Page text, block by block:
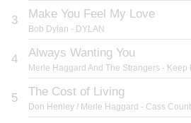
3 Make You Feel My Love
Bob Dylan - DYLAN
4 Always Wanting You
Merle Haggard And The Strangers - Keep
5 The Cost of Living
Don Henley / Merle Haggard - Cass